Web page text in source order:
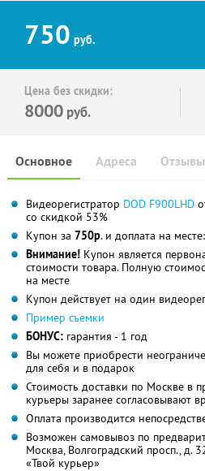
750 руб.
Цена без скидки:
8000 руб.
Основное Отзывы
Адреса
Видеорегистратор DOD F900LHD
со скидкой 53%
Купон за 750р. и доплата на месте:
Внимание! Купон является
стоимости товара. Полную
на месте
Купон действует на один
Пример съемки
БОНУС: гарантия - 1 год
Вы можете приобрести
для себя и в подарок
Стоимость доставки по Москве в
курьеры заранее согласовывают
Оплата производится
Возможен самовывоз по
Москва, Волгоградский просп., д.
«Твой курьер»